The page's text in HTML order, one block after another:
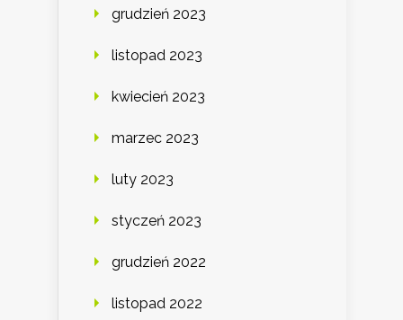
grudzień 2023
listopad 2023
kwiecień 2023
marzec 2023
luty 2023
styczeń 2023
grudzień 2022
listopad 2022